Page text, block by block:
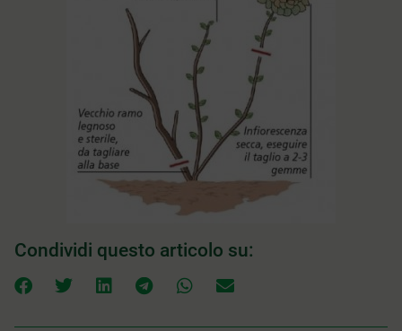
Condividi questo articolo su: